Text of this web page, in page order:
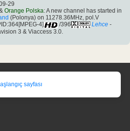
29
Orange Polska: A new channel has started in
(Polonya) on 11278.36MHz, pol.V
4]
/396 Lehce -
3 & Viaccess 3.0.
sayfası